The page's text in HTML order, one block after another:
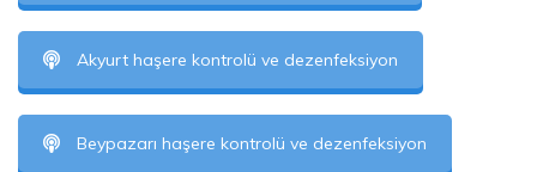
Akyurt haşere kontrolü ve dezenfeksiyon
Beypazarı haşere kontrolü ve dezenfeksiyon